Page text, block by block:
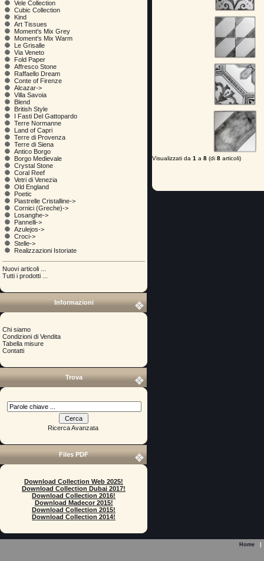
Vele Collection
Cubic Collection
Kind
Art Tissues
Moment's Mix Grey
Moment's Mix Warm
Le Grisalle
Via Veneto
Fold Paper
Affresco Stone
Raffaello Dream
Conte of Firenze
Alcazar->
Villa Savoia
Blend
British Style
I Fasti Del Gattopardo
Terre Normanne
Land of Capri
Terre di Provenza
Terre di Siena
Antico Borgo
Borgo Medievale
Crystal Stone
Coral Reef
Vetri di Venezia
Old England
Poetic
Piastrelle Cristalline->
Cornici (Greche)->
Losanghe->
Pannelli->
Azulejos->
Croci->
Stelle->
Realizzazioni Istoriate
Nuovi articoli ...
Tutti i prodotti ...
Informazioni
Chi siamo
Condizioni di Vendita
Tabella misure
Contatti
Trova
Ricerca Avanzata
Files PDF
Download Collection Web 2025!
Download Collection Dubai 2017!
Download Collection 2016!
Download Madecor 2015!
Download Collection 2015!
Download Collection 2014!
Visualizzati da 1 a 8 (di 8 articoli)
Home